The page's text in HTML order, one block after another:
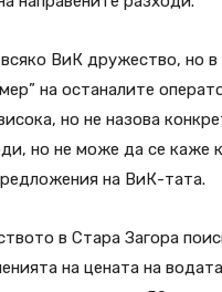
ВиК дружество, но
на останалите
но не назова
но не може да се каже
на ВиК-тата.
в Стара Загора
на цената на